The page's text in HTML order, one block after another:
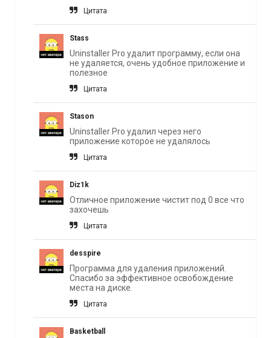
Цитата
Stass
Uninstaller Pro удалит программу, если она
не удаляется, очень удобное приложение и
полезное
Цитата
Stason
Uninstaller Pro удалил через него
приложение которое не удалялось
Цитата
Diz1k
Отличное приложение чистит под 0 все что
захочешь
Цитата
desspire
Программа для удаления приложений.
Спасибо за эффективное освобождение
места на диске.
Цитата
Basketball